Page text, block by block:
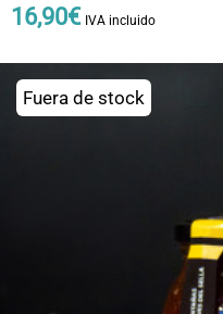
16,90€ IVA incluido
Fuera de stock